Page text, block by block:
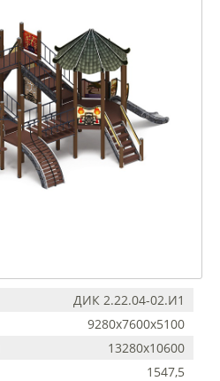
ДИК 2.22.04-02.И1
9280x7600x5100
13280х10600
1547,5